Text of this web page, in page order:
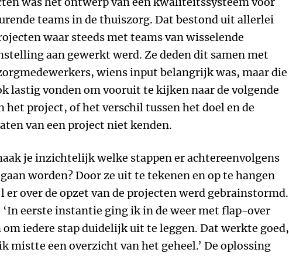
teams in de thuiszorg. Dat bestond uit allerlei
waar steeds met teams van wisselende
aan gewerkt werd. Ze deden dit samen met
wiens input belangrijk was, maar die
lastig vonden om vooruit te kijken naar de volgende
het project, of het verschil tussen het doel en de
van een project niet kenden.
je inzichtelijk welke stappen er achtereenvolgens
worden? Door ze uit te tekenen en op te hangen
over de opzet van de projecten werd gebrainstormd.
‘In eerste instantie ging ik in de weer met flap-over
om iedere stap duidelijk uit te leggen. Dat werkte goed,
mistte een overzicht van het geheel.’ De oplossing